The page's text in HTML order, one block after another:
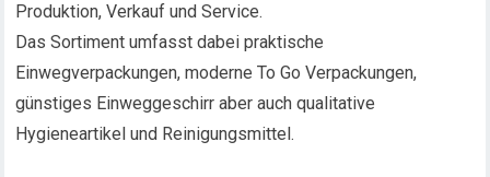
Produktion, Verkauf und Service.
Das Sortiment umfasst dabei praktische
Einwegverpackungen, moderne To Go Verpackungen,
günstiges Einweggeschirr aber auch qualitative
Hygieneartikel und Reinigungsmittel.